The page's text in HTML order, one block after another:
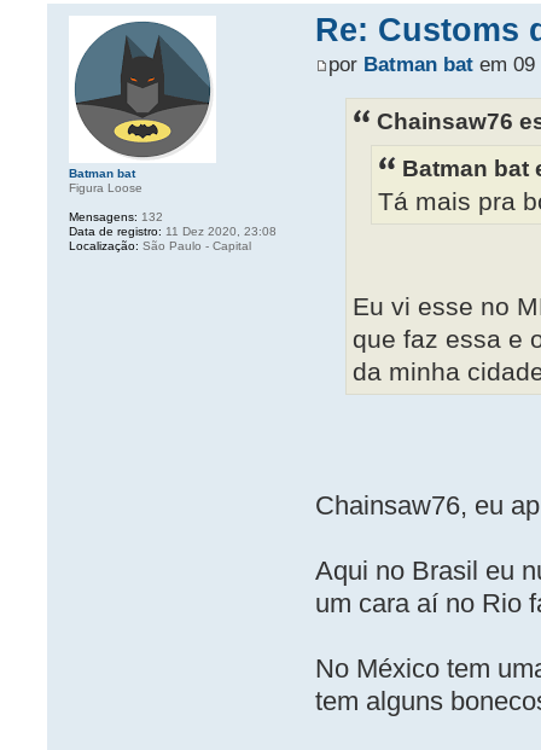
Re: Customs
por Batman batem 09
Chainsaw76
Batman bat
Tá mais pra
Eu vi esse no
que faz essa e
da minha
Chainsaw76, eu
Aqui no Brasil eu
um cara aí no Rio
No México tem
tem alguns
Batman bat
Figura Loose
Mensagens: 132
Data de registro: 11 Dez 2020, 23:08
Localização: São Paulo - Capital